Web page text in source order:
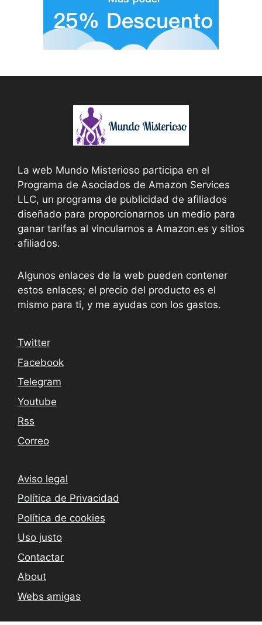
La web Mundo Misterioso participa en el
Programa de Asociados de Amazon Services
LLC, un programa de publicidad de afiliados
diseñado para proporcionarnos un medio para
ganar tarifas al vincularnos a Amazon.es y sitios
afiliados.
Algunos enlaces de la web pueden contener
estos enlaces; el precio del producto es el
mismo para ti, y me ayudas con los gastos.
Twitter
Facebook
Telegram
Youtube
Rss
Correo
Aviso legal
Política de Privacidad
Política de cookies
Uso justo
Contactar
About
Webs amigas